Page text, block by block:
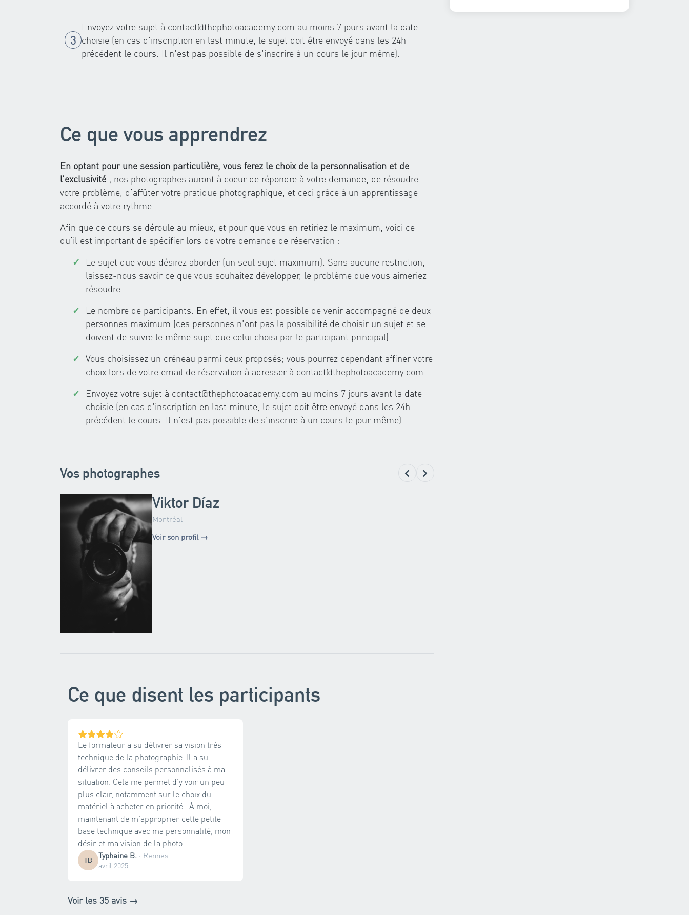
Envoyez votre sujet à contact@thephotoacademy.com au moins 7 jours avant la date
choisie (en cas d'inscription en last minute, le sujet doit être envoyé dans les 24h
précédent le cours. Il n'est pas possible de s'inscrire à un cours le jour même).
Ce que vous apprendrez
En optant pour une session particulière, vous ferez le choix de la personnalisation et de
l’exclusivité ; nos photographes auront à coeur de répondre à votre demande, de résoudre
votre problème, d’affûter votre pratique photographique, et ceci grâce à un apprentissage
accordé à votre rythme.
Afin que ce cours se déroule au mieux, et pour que vous en retiriez le maximum, voici ce
qu’il est important de spécifier lors de votre demande de réservation :
Le sujet que vous désirez aborder (un seul sujet maximum). Sans aucune restriction,
laissez-nous savoir ce que vous souhaitez développer, le problème que vous aimeriez
résoudre.
Le nombre de participants. En effet, il vous est possible de venir accompagné de deux
personnes maximum (ces personnes n'ont pas la possibilité de choisir un sujet et se
doivent de suivre le même sujet que celui choisi par le participant principal).
Vous choisissez un créneau parmi ceux proposés; vous pourrez cependant affiner votre
choix lors de votre email de réservation à adresser à contact@thephotoacademy.com
Envoyez votre sujet à contact@thephotoacademy.com au moins 7 jours avant la date
choisie (en cas d'inscription en last minute, le sujet doit être envoyé dans les 24h
précédent le cours. Il n'est pas possible de s'inscrire à un cours le jour même).
Vos photographes
Viktor Díaz
Montréal
Voir son profil →
Ce que disent les participants
Le formateur a su délivrer sa vision très
technique de la photographie. Il a su
délivrer des conseils personnalisés à ma
situation. Cela me permet d'y voir un peu
plus clair, notamment sur le choix du
matériel à acheter en priorité . À moi,
maintenant de m'approprier cette petite
base technique avec ma personnalité, mon
désir et ma vision de la photo.
TB Typhaine B. · Rennes
avril 2025
Voir les 35 avis →